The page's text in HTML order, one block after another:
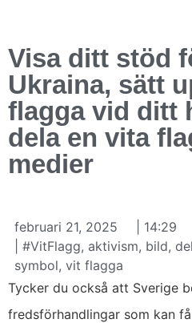
Visa ditt stöd
Ukraina, sätt
flagga vid ditt
dela en vita
medier
februari 21, 2025
14:29
#VitFlagg, aktivism, bild,
symbol, vit flagga
Tycker du också att Sverige
fredsförhandlingar som kan